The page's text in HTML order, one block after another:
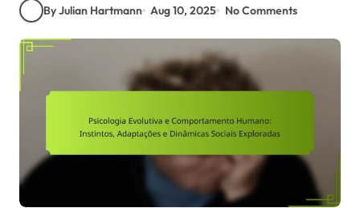
By Julian Hartmann Aug 10, 2025 No Comments